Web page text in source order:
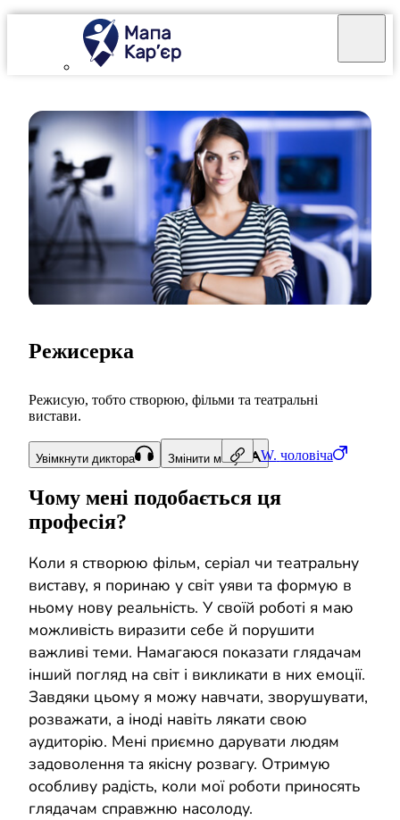
W. чоловіча
Режисерка
Режисую, тобто створюю, фільми та театральні
вистави.
Увімкнути диктора Змінити мову
Чому мені подобається ця
професія?
Коли я створюю фільм, серіал чи театральну
виставу, я поринаю у світ уяви та формую в
ньому нову реальність. У своїй роботі я маю
можливість виразити себе й порушити
важливі теми. Намагаюся показати глядачам
інший погляд на світ і викликати в них емоції.
Завдяки цьому я можу навчати, зворушувати,
розважати, а іноді навіть лякати свою
аудиторію. Мені приємно дарувати людям
задоволення та якісну розвагу. Отримую
особливу радість, коли мої роботи приносять
глядачам справжню насолоду.